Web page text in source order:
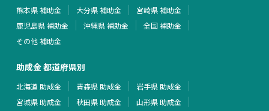
熊本県 補助金
大分県 補助金
宮崎県 補助金
鹿児島県 補助金
沖縄県 補助金
全国 補助金
その他 補助金
助成金 都道府県別
北海道 助成金 青森県 助成金
岩手県 助成金
宮城県 助成金
秋田県 助成金
山形県 助成金